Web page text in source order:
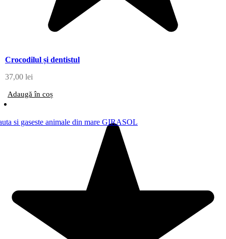
Crocodilul și dentistul
37,00 lei
Adaugă în coș